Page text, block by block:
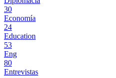
30
Economía
24
Education
53
Eng
80
Entrevistas